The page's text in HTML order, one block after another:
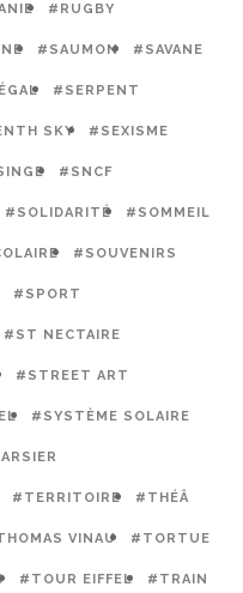
#RUGBY
#SAUMON #SAVANE
#SERPENT
SKY #SEXISME
#SNCF
#SOLIDARITÉ #SOMMEIL
#SOUVENIRS
#SPORT
#ST NECTAIRE
#STREET ART
#SYSTÈME SOLAIRE
#TERRITOIRE #THÉÂ
VINAU #TORTUE
#TOUR EIFFEL #TRAIN